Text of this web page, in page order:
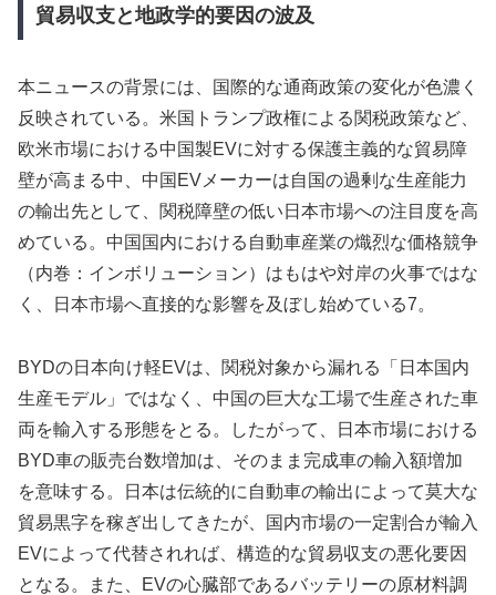
貿易収支と地政学的要因の波及
本ニュースの背景には、国際的な通商政策の変化が色濃く
反映されている。米国トランプ政権による関税政策など、
欧米市場における中国製EVに対する保護主義的な貿易障
壁が高まる中、中国EVメーカーは自国の過剰な生産能力
の輸出先として、関税障壁の低い日本市場への注目度を高
めている。中国国内における自動車産業の熾烈な価格競争
（内巻：インボリューション）はもはや対岸の火事ではな
く、日本市場へ直接的な影響を及ぼし始めている7。
BYDの日本向け軽EVは、関税対象から漏れる「日本国内
生産モデル」ではなく、中国の巨大な工場で生産された車
両を輸入する形態をとる。したがって、日本市場における
BYD車の販売台数増加は、そのまま完成車の輸入額増加
を意味する。日本は伝統的に自動車の輸出によって莫大な
貿易黒字を稼ぎ出してきたが、国内市場の一定割合が輸入
EVによって代替されれば、構造的な貿易収支の悪化要因
となる。また、EVの心臓部であるバッテリーの原材料調